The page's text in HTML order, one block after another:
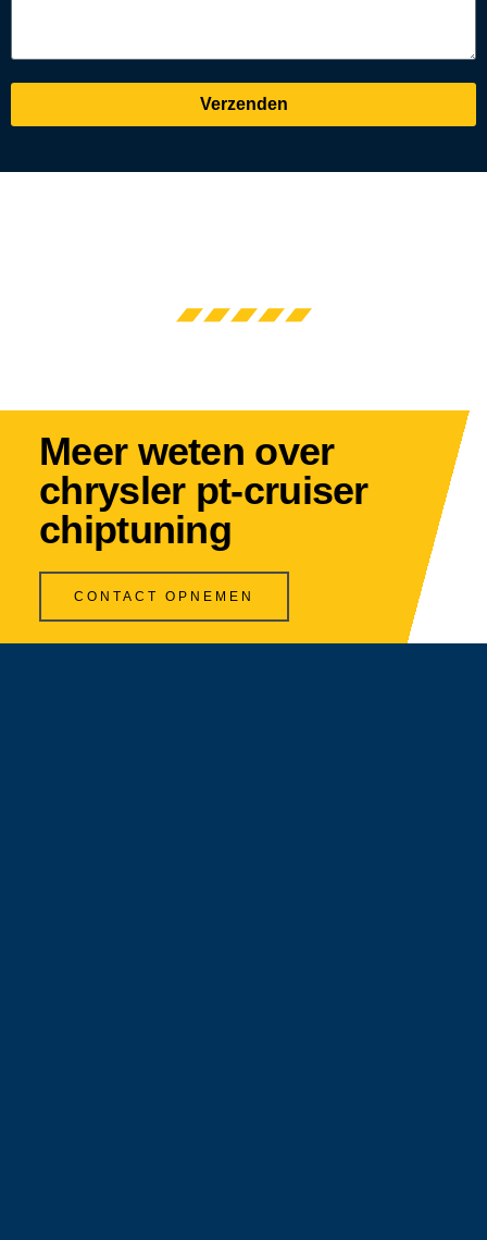
Verzenden
Meer weten over
chrysler pt-cruiser
chiptuning
CONTACT OPNEMEN